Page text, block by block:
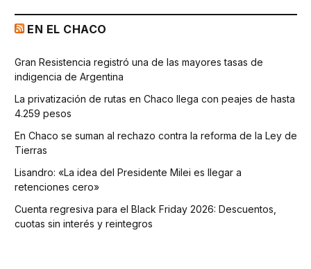
EN EL CHACO
Gran Resistencia registró una de las mayores tasas de
indigencia de Argentina
La privatización de rutas en Chaco llega con peajes de hasta
4.259 pesos
En Chaco se suman al rechazo contra la reforma de la Ley de
Tierras
Lisandro: «La idea del Presidente Milei es llegar a
retenciones cero»
Cuenta regresiva para el Black Friday 2026: Descuentos,
cuotas sin interés y reintegros